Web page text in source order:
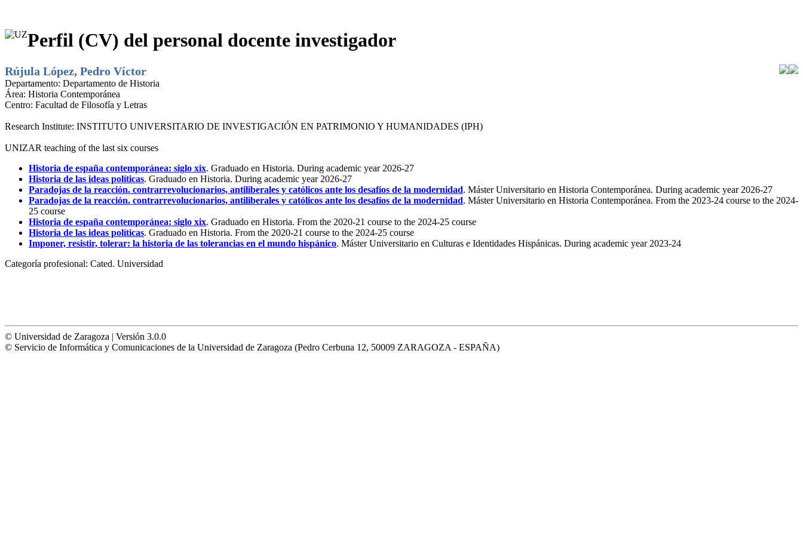
Perfil (CV) del personal docente investigador
Rújula López, Pedro Víctor
Departamento: Departamento de Historia
Área: Historia Contemporánea
Centro: Facultad de Filosofía y Letras
Research Institute: INSTITUTO UNIVERSITARIO DE INVESTIGACIÓN EN PATRIMONIO Y HUMANIDADES (IPH)
UNIZAR teaching of the last six courses
Historia de españa contemporánea: siglo xix. Graduado en Historia. During academic year 2026-27
Historia de las ideas políticas. Graduado en Historia. During academic year 2026-27
Paradojas de la reacción. contrarrevolucionarios, antiliberales y católicos ante los desafíos de la modernidad. Máster Universitario en Historia Contemporánea. During academic year 2026-27
Paradojas de la reacción. contrarrevolucionarios, antiliberales y católicos ante los desafíos de la modernidad. Máster Universitario en Historia Contemporánea. From the 2023-24 course to the 2024-
25 course
Historia de españa contemporánea: siglo xix. Graduado en Historia. From the 2020-21 course to the 2024-25 course
Historia de las ideas políticas. Graduado en Historia. From the 2020-21 course to the 2024-25 course
Imponer, resistir, tolerar: la historia de las tolerancias en el mundo hispánico. Máster Universitario en Culturas e Identidades Hispánicas. During academic year 2023-24
Categoría profesional: Cated. Universidad
© Universidad de Zaragoza | Versión 3.0.0
© Servicio de Informática y Comunicaciones de la Universidad de Zaragoza (Pedro Cerbuna 12, 50009 ZARAGOZA - ESPAÑA)